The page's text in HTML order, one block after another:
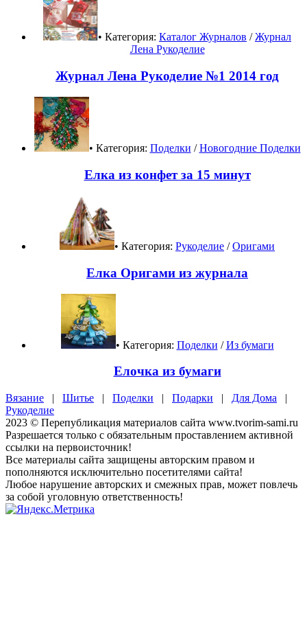
• Категория: Каталог Журналов /Журнал
Лена Рукоделие
Журнал Лена Рукоделие №1 2014 год
• Категория: Поделки /Новогодние Поделки
Елка из конфет за 15 минут
• Категория: Рукоделие /Оригами
Елка Оригами из журнала
• Категория: Поделки /Из бумаги
Елочка из бумаги
Вязание | Шитье | Поделки | Подарки | Для Дома |
Рукоделие
2023 © Перепубликация материалов сайта www.tvorim-sami.ru
Разрешается только с обязательным проставлением активной
ссылки на первоисточник!
Все материалы сайта защищены авторским правом и
пополняются исключительно посетителями сайта!
Любое нарушение авторских и смежных прав, может повлечь
за собой уголовную ответственность!